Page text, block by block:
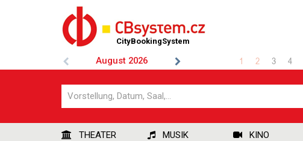
CityBookingSystem
August 2026 1 2 3 4
THEATER MUSIK KINO